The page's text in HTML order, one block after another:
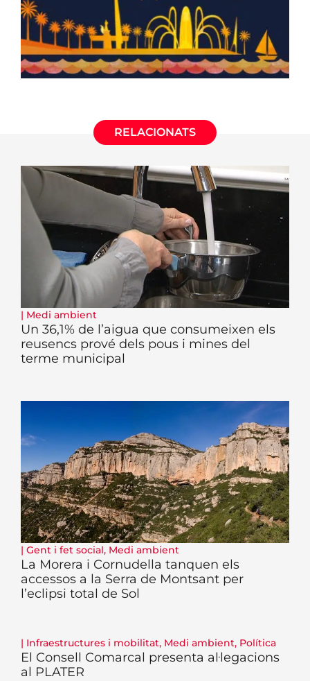
RELACIONATS
| Medi ambient
Un 36,1% de l’aigua que consumeixen els
reusencs prové dels pous i mines del
terme municipal
| Gent i fet social, Medi ambient
La Morera i Cornudella tanquen els
accessos a la Serra de Montsant per
l’eclipsi total de Sol
| Infraestructures i mobilitat, Medi ambient, Política
El Consell Comarcal presenta al·legacions
al PLATER